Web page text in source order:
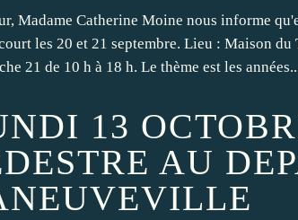
Madame Catherine Moine nous informe
les 20 et 21 septembre. Lieu : Maison
21 de 10 h à 18 h. Le thème est les
13
AU